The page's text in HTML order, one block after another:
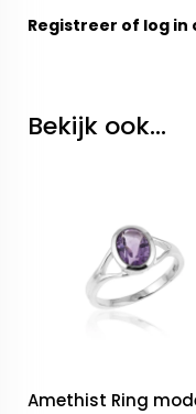
Registreer of log in
Bekijk ook...
Amethist Ring